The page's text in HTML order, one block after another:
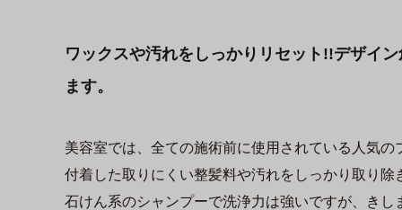
ワックスや汚れをしっかりリセット!!デザイ
ます。
美容室では、全ての施術前に使用されている人気
付着した取りにくい整髪料や汚れをしっかり取り除
石けん系のシャンプーで洗浄力は強いですが、きし